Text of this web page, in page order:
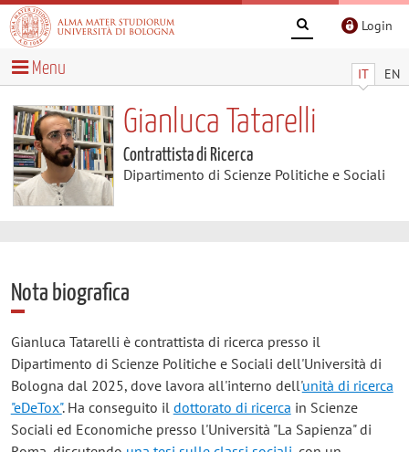
Login
IT EN
Menu
Gianluca Tatarelli
Contrattista di Ricerca
Dipartimento di Scienze Politiche e Sociali
Nota biografica
Gianluca Tatarelli è contrattista di ricerca presso il
Dipartimento di Scienze Politiche e Sociali dell'Università di
Bologna dal 2025, dove lavora all'interno dell'unità di ricerca
"eDeTox". Ha conseguito il dottorato di ricerca in Scienze
Sociali ed Economiche presso l'Università "La Sapienza" di